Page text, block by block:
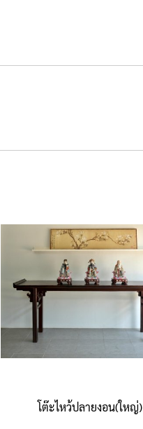
โต๊ะไหว้ปลายงอน(ใหญ่)